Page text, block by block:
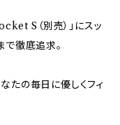
S（別売）」にスッ
徹底追求。
たの毎日に優しくフィ